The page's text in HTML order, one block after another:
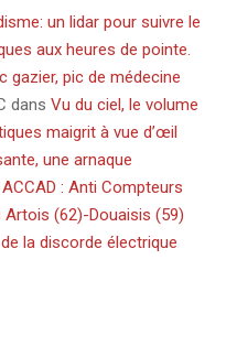
un lidar pour suivre le
aux heures de pointe.
gazier, pic de médecine
dans Vu du ciel, le volume
maigrit à vue d’œil
une arnaque
: Anti Compteurs
(62)-Douaisis (59)
la discorde électrique